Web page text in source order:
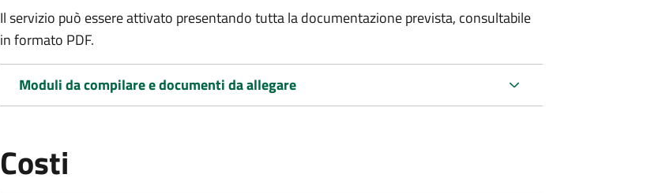
Il servizio può essere attivato presentando tutta la documentazione prevista, consultabile
in formato PDF.
Moduli da compilare e documenti da allegare
Costi